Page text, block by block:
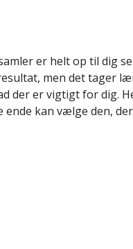
er helt op til dig
men det tager
der er vigtigt for dig.
ende kan vælge den,